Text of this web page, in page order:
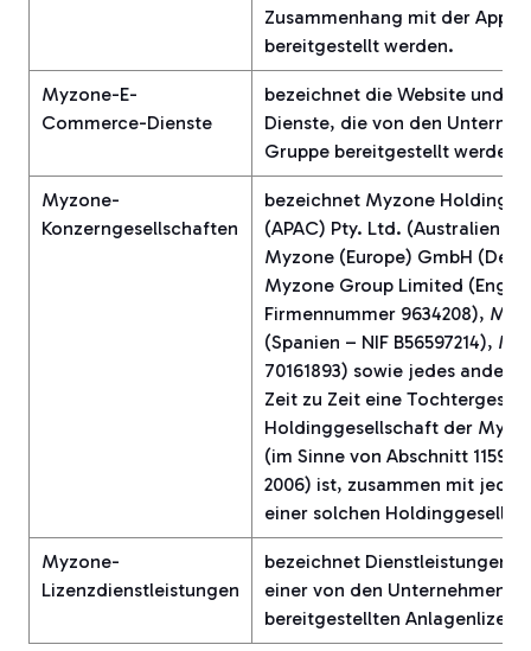
Zusammenhang mit der App
bereitgestellt werden.
Myzone-E-
Commerce-Dienste
bezeichnet die Website und
Dienste, die von den
Gruppe bereitgestellt werden.
Myzone-
Konzerngesellschaften
bezeichnet Myzone Holdings
(APAC) Pty. Ltd. (Australien –
Myzone (Europe) GmbH
Myzone Group Limited
Firmennummer 9634208),
(Spanien – NIF B56597214),
70161893) sowie jedes
Zeit zu Zeit eine
Holdinggesellschaft der
(im Sinne von Abschnitt 1159
2006) ist, zusammen mit
einer solchen
Myzone-
Lizenzdienstleistungen
bezeichnet Dienstleistungen
einer von den Unternehmen
bereitgestellten Anlagenlizenz.